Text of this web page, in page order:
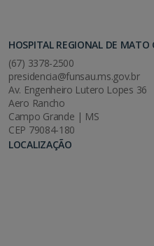
HOSPITAL REGIONAL DE MATO
(67) 3378-2500
presidencia@funsau.ms.gov.br
Av. Engenheiro Lutero Lopes 36
Aero Rancho
Campo Grande | MS
CEP 79084-180
LOCALIZAÇÃO